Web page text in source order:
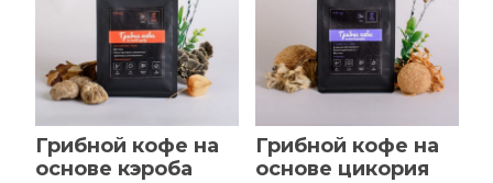
Грибной кофе на
основе кэроба
Грибной кофе на
основе цикория